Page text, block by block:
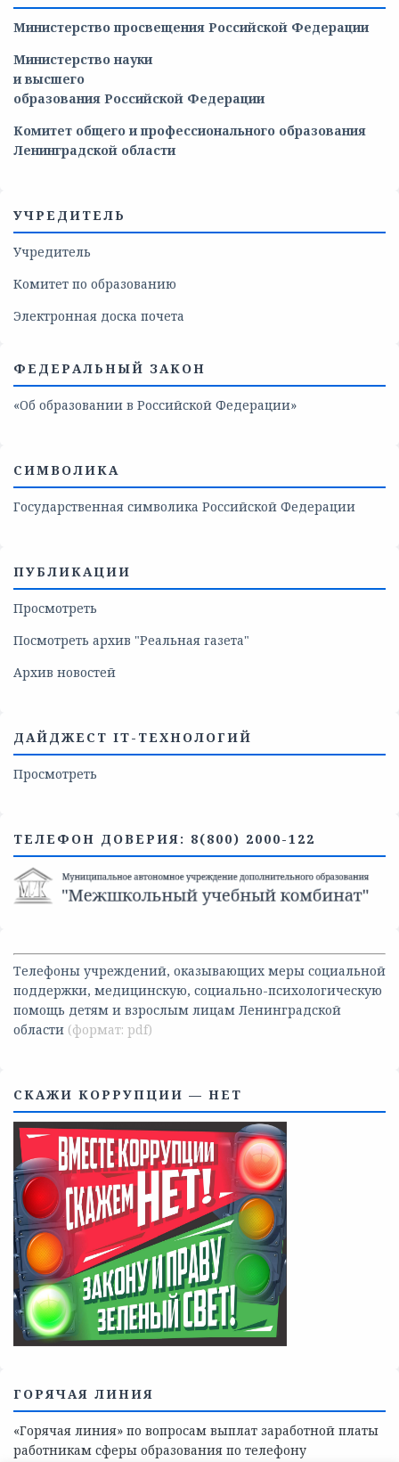
Министерство просвещения Российской Федерации
Министерство науки
и высшего
образования Российской Федерации
Комитет общего и профессионального образования
Ленинградской области
УЧРЕДИТЕЛЬ
Учредитель
Комитет по образованию
Электронная доска почета
ФЕДЕРАЛЬНЫЙ ЗАКОН
«Об образовании в Российской Федерации»
СИМВОЛИКА
Государственная символика Российской Федерации
ПУБЛИКАЦИИ
Просмотреть
Посмотреть архив "Реальная газета"
Архив новостей
ДАЙДЖЕСТ IT-ТЕХНОЛОГИЙ
Просмотреть
ТЕЛЕФОН ДОВЕРИЯ: 8(800) 2000-122
Телефоны учреждений, оказывающих меры социальной
поддержки, медицинскую, социально-психологическую
помощь детям и взрослым лицам Ленинградской
области
СКАЖИ КОРРУПЦИИ — НЕТ